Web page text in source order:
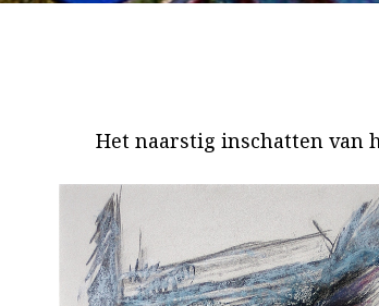
Het naarstig inschatten van